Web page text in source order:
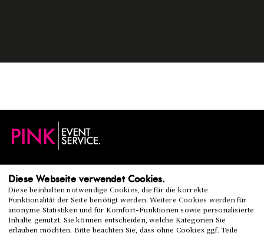
76327 PFINZTAL
TEL. 07240. 600 874
INFO@PINK-ES.DE
Diese Webseite verwendet Cookies.
Diese beinhalten notwendige Cookies, die für die korrekte
Funktionalität der Seite benötigt werden. Weitere Cookies werden für
anonyme Statistiken und für Komfort-Funktionen sowie personalisierte
Inhalte genutzt. Sie können entscheiden, welche Kategorien Sie
erlauben möchten. Bitte beachten Sie, dass ohne Cookies ggf. Teile